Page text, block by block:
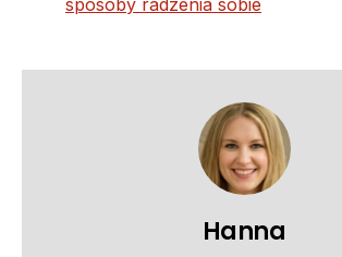
Hanna